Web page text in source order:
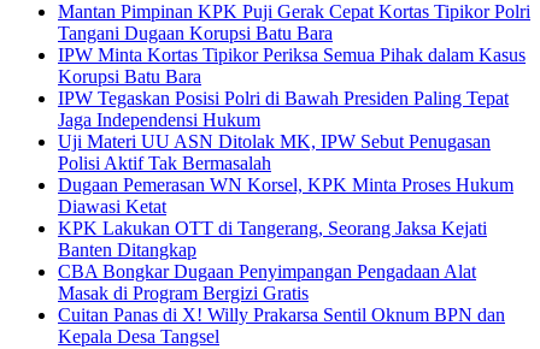
Mantan Pimpinan KPK Puji Gerak Cepat Kortas Tipikor Polri
Tangani Dugaan Korupsi Batu Bara
IPW Minta Kortas Tipikor Periksa Semua Pihak dalam Kasus
Korupsi Batu Bara
IPW Tegaskan Posisi Polri di Bawah Presiden Paling Tepat
Jaga Independensi Hukum
Uji Materi UU ASN Ditolak MK, IPW Sebut Penugasan
Polisi Aktif Tak Bermasalah
Dugaan Pemerasan WN Korsel, KPK Minta Proses Hukum
Diawasi Ketat
KPK Lakukan OTT di Tangerang, Seorang Jaksa Kejati
Banten Ditangkap
CBA Bongkar Dugaan Penyimpangan Pengadaan Alat
Masak di Program Bergizi Gratis
Cuitan Panas di X! Willy Prakarsa Sentil Oknum BPN dan
Kepala Desa Tangsel